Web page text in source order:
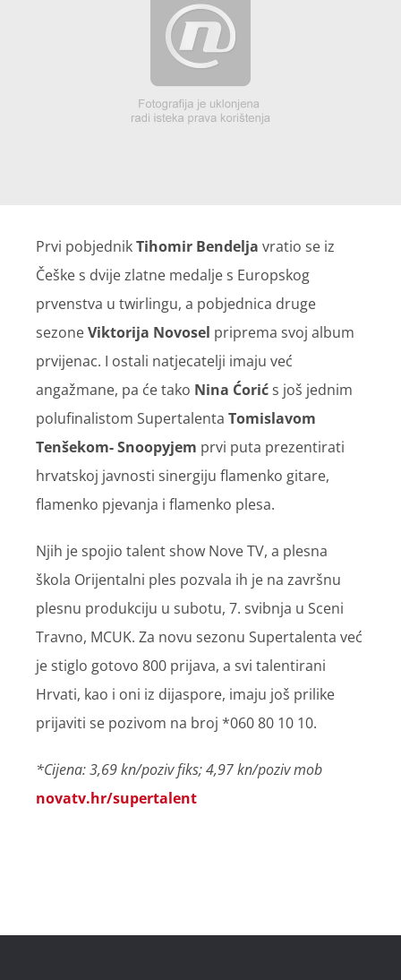
Prvi pobjednikTihomir Bendelja vratio se iz
Češke s dvije zlatne medalje s Europskog
prvenstva u twirlingu, a pobjednica druge
sezoneViktorija Novosel priprema svoj album
prvijenac. I ostali natjecatelji imaju već
angažmane, pa će tako Nina Ćorićs još jednim
polufinalistom Supertalenta Tomislavom
Tenšekom- Snoopyjem prvi puta prezentirati
hrvatskoj javnosti sinergiju flamenko gitare,
flamenko pjevanja i flamenko plesa.
Njih je spojio talent show Nove TV, a plesna
škola Orijentalni ples pozvala ih je na završnu
plesnu produkciju u subotu, 7. svibnja u Sceni
Travno, MCUK. Za novu sezonu Supertalenta već
je stiglo gotovo 800 prijava, a svi talentirani
Hrvati, kao i oni iz dijaspore, imaju još prilike
prijaviti se pozivom na broj *060 80 10 10.
*Cijena: 3,69 kn/poziv fiks; 4,97 kn/poziv mob
novatv.hr/supertalent